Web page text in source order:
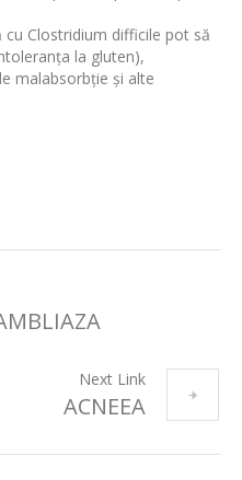
Clostridium difficile pot să
la gluten),
malabsorbție și alte
Next Link
ACNEEA